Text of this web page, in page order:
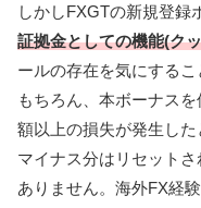
しかしFXGTの新規登録
証拠金としての機能(ク
ールの存在を気にするこ
もちろん、本ボーナス
額以上の損失が発生し
マイナス分はリセット
ありません。海外FX経